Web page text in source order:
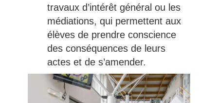
travaux d’intérêt général ou les
médiations, qui permettent aux
élèves de prendre conscience
des conséquences de leurs
actes et de s’amender.